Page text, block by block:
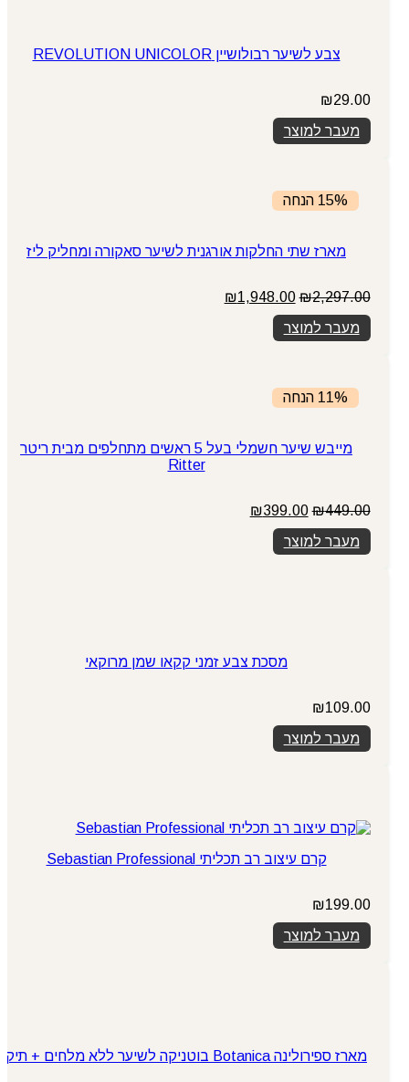
צבע לשיער רבולושיין REVOLUTION UNICOLOR
₪29.00
מעבר למוצר
15% הנחה
מארז שתי החלקות אורגנית לשיער סאקורה ומחליק ליז
₪2,297.00
המחיר
המקורי
היה:
₪2,297.00.
₪1,948.00
מעבר למוצר
11% הנחה
מייבש שיער חשמלי בעל 5 ראשים מתחלפים מבית ריטר
Ritter
₪449.00
המחיר
המקורי
היה:
₪449.00.
₪399.00
מעבר למוצר
מסכת צבע זמני קקאו שמן מרוקאי
₪109.00
מעבר למוצר
קרם עיצוב רב תכליתי Sebastian Professional
₪199.00
מעבר למוצר
מארז ספירולינה Botanica בוטניקה לשיער ללא מלחים + תיק